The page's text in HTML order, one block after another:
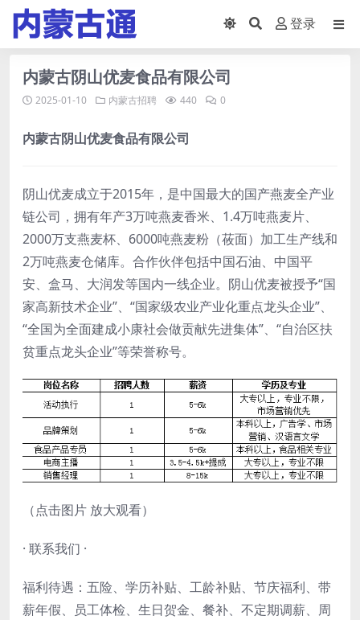
登录
内蒙古阴山优麦食品有限公司
2025-01-10 内蒙古招聘 440 0
内蒙古阴山优麦食品有限公司
阴山优麦成立于2015年，是中国最大的国产燕麦全产业
链公司，拥有年产3万吨燕麦香米、1.4万吨燕麦片、
2000万支燕麦杯、6000吨燕麦粉（莜面）加工生产线和
2万吨燕麦仓储库。合作伙伴包括中国石油、中国平
安、盒马、大润发等国内一线企业。阴山优麦被授予“国
家高新技术企业”、“国家级农业产业化重点龙头企业”、
“全国为全面建成小康社会做贡献先进集体”、“自治区扶
贫重点龙头企业”等荣誉称号。
（点击图片 放大观看）
· 联系我们 ·
福利待遇：五险、学历补贴、工龄补贴、节庆福利、带
薪年假、员工体检、生日贺金、餐补、不定期调薪、周